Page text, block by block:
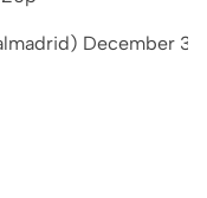
December 3,